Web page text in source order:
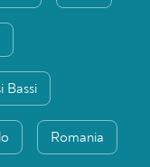
Bassi
Romania